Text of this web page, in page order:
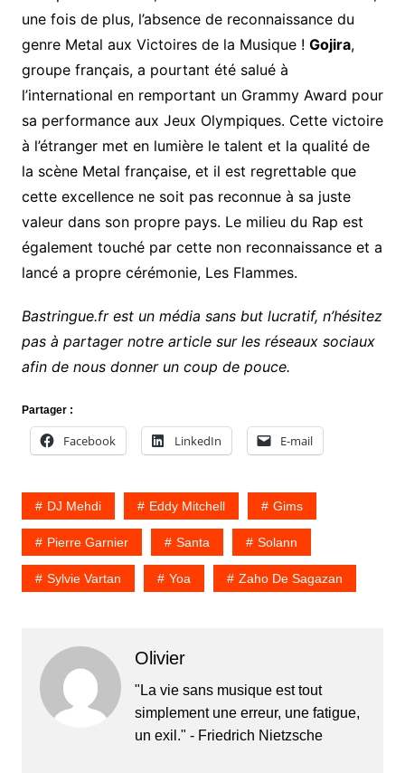
une fois de plus, l’absence de reconnaissance du
genre Metal aux Victoires de la Musique ! Gojira,
groupe français, a pourtant été salué à
l’international en remportant un Grammy Award pour
sa performance aux Jeux Olympiques. Cette victoire
à l’étranger met en lumière le talent et la qualité de
la scène Metal française, et il est regrettable que
cette excellence ne soit pas reconnue à sa juste
valeur dans son propre pays. Le milieu du Rap est
également touché par cette non reconnaissance et a
lancé a propre cérémonie, Les Flammes.
Bastringue.fr est un média sans but lucratif, n’hésitez
pas à partager notre article sur les réseaux sociaux
afin de nous donner un coup de pouce.
Partager :
Facebook LinkedIn E-mail
DJ Mehdi Eddy Mitchell Gims
Pierre Garnier Santa Solann
Sylvie Vartan Yoa Zaho De Sagazan
Olivier
"La vie sans musique est tout
simplement une erreur, une fatigue,
un exil." - Friedrich Nietzsche